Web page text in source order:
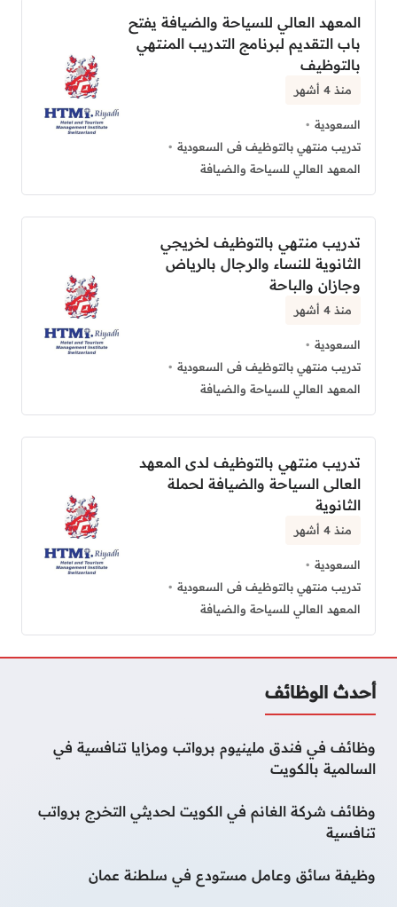
المعهد العالي للسياحة والضيافة يفتح
باب التقديم لبرنامج التدريب المنتهي
بالتوظيف
منذ 4 أشهر
السعودية
تدريب منتهي بالتوظيف فى السعودية
المعهد العالي للسياحة والضيافة
تدريب منتهي بالتوظيف لخريجي
الثانوية للنساء والرجال بالرياض
وجازان والباحة
منذ 4 أشهر
السعودية
تدريب منتهي بالتوظيف فى السعودية
المعهد العالي للسياحة والضيافة
تدريب منتهي بالتوظيف لدى المعهد
العالى السياحة والضيافة لحملة
الثانوية
منذ 4 أشهر
السعودية
تدريب منتهي بالتوظيف فى السعودية
المعهد العالي للسياحة والضيافة
أحدث الوظائف
وظائف في فندق ملينيوم برواتب ومزايا تنافسية في
السالمية بالكويت
وظائف شركة الغانم في الكويت لحديثي التخرج برواتب
تنافسية
وظيفة سائق وعامل مستودع في سلطنة عمان